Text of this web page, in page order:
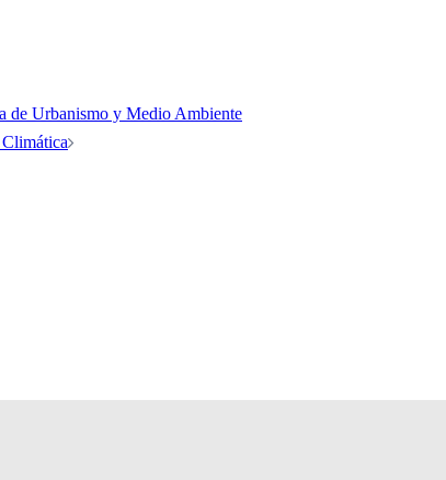
de Urbanismo y Medio Ambiente